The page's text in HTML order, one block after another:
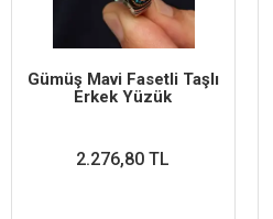
Gümüş Mavi Fasetli Taşlı
Erkek Yüzük
2.276,80 TL